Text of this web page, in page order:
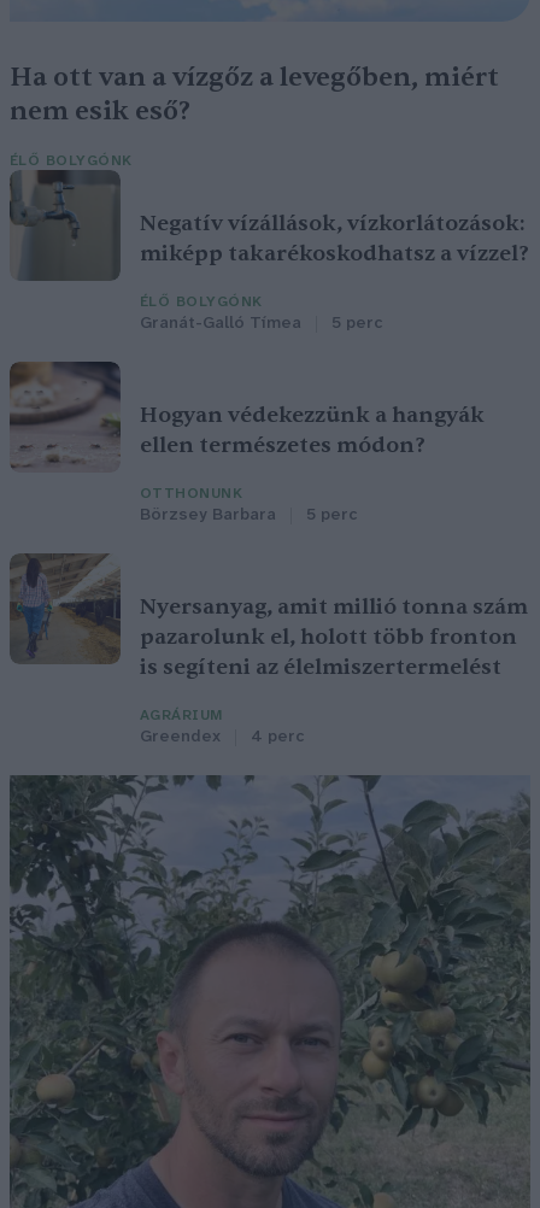
Ha ott van a vízgőz a levegőben, miért
nem esik eső?
ÉLŐ BOLYGÓNK
Negatív vízállások, vízkorlátozások:
miképp takarékoskodhatsz a vízzel?
ÉLŐ BOLYGÓNK
Granát-Galló Tímea 5 perc
Hogyan védekezzünk a hangyák
ellen természetes módon?
OTTHONUNK
Börzsey Barbara 5 perc
Nyersanyag, amit millió tonna szám
pazarolunk el, holott több fronton
is segíteni az élelmiszertermelést
AGRÁRIUM
Greendex 4 perc